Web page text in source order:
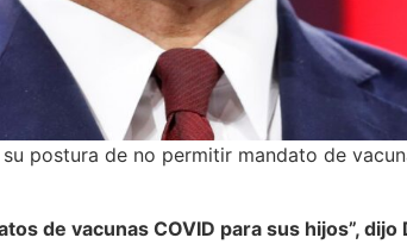
postura de no permitir mandato de
de vacunas COVID para sus hijos”,